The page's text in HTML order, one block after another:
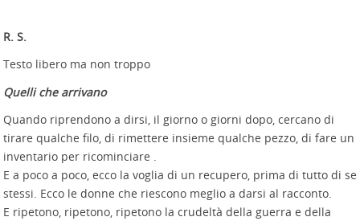
R. S.
Testo libero ma non troppo
Quelli che arrivano
Quando riprendono a dirsi, il giorno o giorni dopo, cercano di
tirare qualche filo, di rimettere insieme qualche pezzo, di fare un
inventario per ricominciare .
E a poco a poco, ecco la voglia di un recupero, prima di tutto di se
stessi. Ecco le donne che riescono meglio a darsi al racconto.
E ripetono, ripetono, ripetono la crudeltà della guerra e della